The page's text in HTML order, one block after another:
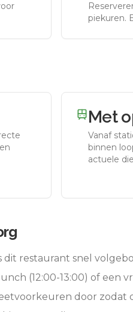
piekuren.
Met
Vanaf
binnen
actuele
dit restaurant snel
(12:00-13:00) of een
door